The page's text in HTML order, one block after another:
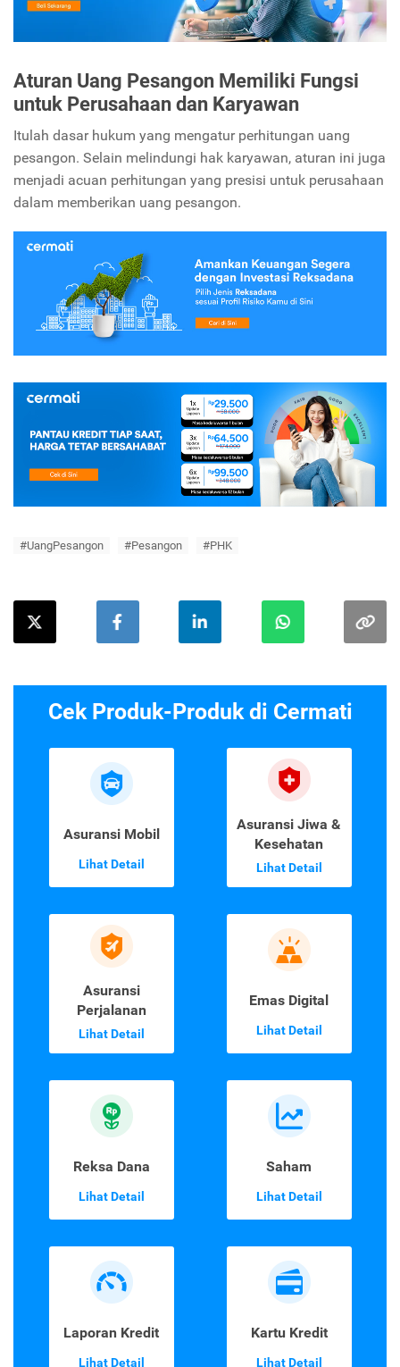
Aturan Uang Pesangon Memiliki Fungsi
untuk Perusahaan dan Karyawan
Itulah dasar hukum yang mengatur perhitungan uang
pesangon. Selain melindungi hak karyawan, aturan ini juga
menjadi acuan perhitungan yang presisi untuk perusahaan
dalam memberikan uang pesangon.
#UangPesangon #Pesangon #PHK
Cek Produk-Produk di Cermati
Asuransi Mobil
Lihat Detail
Asuransi Jiwa &
Kesehatan
Lihat Detail
Asuransi
Perjalanan
Lihat Detail
Emas Digital
Lihat Detail
Reksa Dana
Lihat Detail
Saham
Lihat Detail
Laporan Kredit
Lihat Detail
Kartu Kredit
Lihat Detail